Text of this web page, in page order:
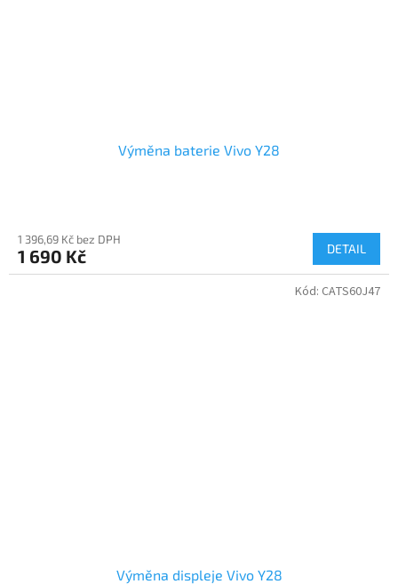
Výměna baterie Vivo Y28
1 396,69 Kč bez DPH
1 690 Kč DETAIL
Výměna displeje Vivo Y28
Kód: CATS60J47